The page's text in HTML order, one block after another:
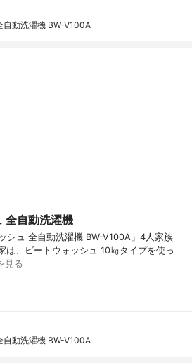
自動洗濯機 BW-V100A
全自動洗濯機
シュ 全自動洗濯機 BW-V100A」4人家族
は、ビートウォッシュ 10㎏タイプを使っ
見る
自動洗濯機 BW-V100A